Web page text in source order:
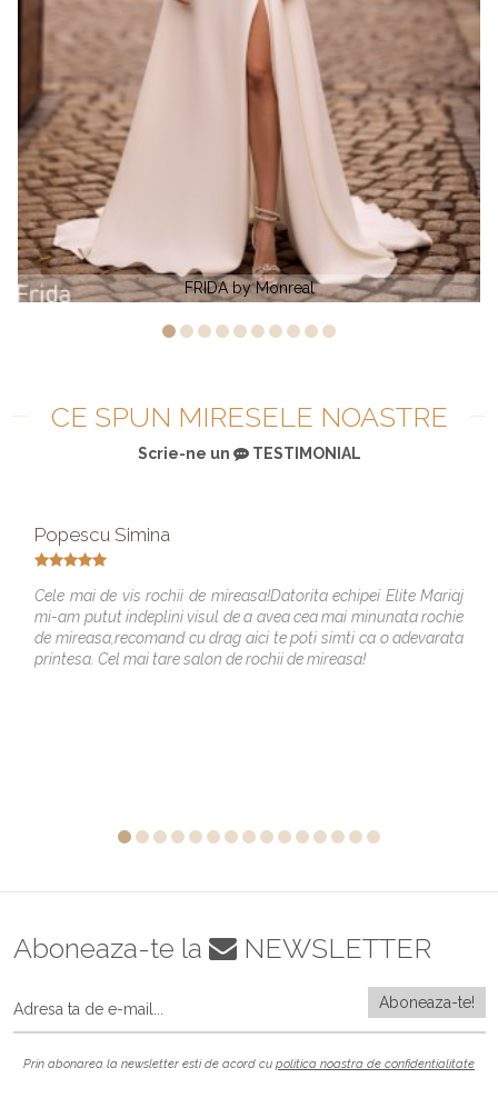
FRIDA by Monreal
CE SPUN MIRESELE NOASTRE
Scrie-ne un TESTIMONIAL
Popescu Simina
Cele mai de vis rochii de mireasa!Datorita echipei Elite Mariaj
mi-am putut indeplini visul de a avea cea mai minunata rochie
de mireasa,recomand cu drag aici te poti simti ca o adevarata
printesa. Cel mai tare salon de rochii de mireasa!
Aboneaza-te la NEWSLETTER
Prin abonarea la newsletter esti de acord cu politica noastra de confidentialitate